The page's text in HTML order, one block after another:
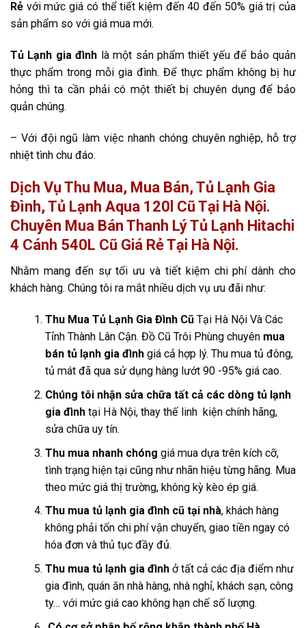
Rẻ với mức giá có thể tiết kiệm đến 40 đến 50% giá trị của
sản phẩm so với giá mua mới.
Tủ Lạnh gia đình là một sản phẩm thiết yếu để bảo quản
thực phẩm trong mỗi gia đình. Để thực phẩm không bị hư
hỏng thì ta cần phải có một thiết bị chuyên dụng để bảo
quản chúng.
– Với đội ngũ làm việc nhanh chóng chuyên nghiệp, hỗ trợ
nhiệt tình chu đáo.
Dịch Vụ Thu Mua, Mua Bán, Tủ Lạnh Gia
Đình, Tủ Lạnh Aqua 120l Cũ Tại Hà Nội.
Chuyên Mua Bán Thanh Lý Tủ Lạnh Hitachi
4 Cánh 540L Cũ Giá Rẻ Tại Hà Nội.
Nhằm mang đến sự tối ưu và tiết kiệm chi phí dành cho
khách hàng. Chúng tôi ra mắt nhiều dịch vụ ưu đãi như:
Thu Mua Tủ Lạnh Gia Đình Cũ Tại Hà Nội Và Các
Tỉnh Thành Lân Cận. Đồ Cũ Trôi Phùng chuyên mua
bán tủ lạnh gia đình giá cả hợp lý. Thu mua tủ đông,
tủ mát đã qua sử dụng hàng lướt 90 -95% giá cao.
Chúng tôi nhận sửa chữa tất cả các dòng tủ lạnh
gia đình tại Hà Nội, thay thế linh kiện chính hãng,
sửa chữa uy tín.
Thu mua nhanh chóng giá mua dựa trên kích cỡ,
tình trạng hiện tại cũng như nhãn hiệu từng hãng. Mua
theo mức giá thị trường, không kỳ kèo ép giá.
Thu mua tủ lạnh gia đình cũ tại nhà, khách hàng
không phải tốn chi phí vận chuyển, giao tiền ngay có
hóa đơn và thủ tục đầy đủ.
Thu mua tủ lạnh gia đình ở tất cả các địa điểm như
gia đình, quán ăn nhà hàng, nhà nghỉ, khách sạn, công
ty… với mức giá cao không hạn chế số lượng.